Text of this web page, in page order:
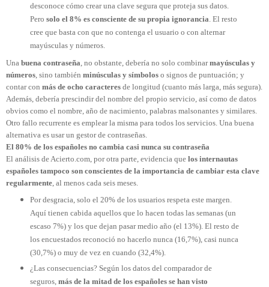
desconoce cómo crear una clave segura que proteja sus datos.
Pero solo el 8% es consciente de su propia ignorancia . El resto
cree que basta con que no contenga el usuario o con alternar
mayúsculas y números.
Una buena contraseña , no obstante, debería no solo combinarmayúsculas y
números , sino también minúsculas y símbolos o signos de puntuación; y
contar con más de ocho caracteres de longitud (cuanto más larga, más segura).
Además, debería prescindir del nombre del propio servicio, así como de datos
obvios como el nombre, año de nacimiento, palabras malsonantes y similares.
Otro fallo recurrente es emplear la misma para todos los servicios. Una buena
alternativa es usar un gestor de contraseñas.
El 80% de los españoles no cambia casi nunca su contraseña
El análisis de Acierto.com, por otra parte, evidencia que los internautas
españoles tampoco son conscientes de la importancia de cambiar esta clave
regularmente , al menos cada seis meses.
Por desgracia, solo el 20% de los usuarios respeta este margen.
Aquí tienen cabida aquellos que lo hacen todas las semanas (un
escaso 7%) y los que dejan pasar medio año (el 13%). El resto de
los encuestados reconoció no hacerlo nunca (16,7%), casi nunca
(30,7%) o muy de vez en cuando (32,4%).
¿Las consecuencias? Según los datos del comparador de
seguros, más de la mitad de los españoles se han visto